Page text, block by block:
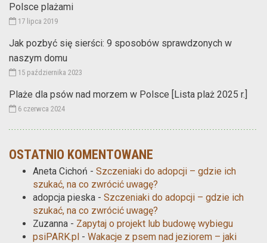
Polsce plażami
17 lipca 2019
Jak pozbyć się sierści: 9 sposobów sprawdzonych w
naszym domu
15 października 2023
Plaże dla psów nad morzem w Polsce [Lista plaż 2025 r.]
6 czerwca 2024
OSTATNIO KOMENTOWANE
Aneta Cichoń - Szczeniaki do adopcji – gdzie ich
szukać, na co zwrócić uwagę?
adopcja pieska - Szczeniaki do adopcji – gdzie ich
szukać, na co zwrócić uwagę?
Zuzanna - Zapytaj o projekt lub budowę wybiegu
psiPARK.pl - Wakacje z psem nad jeziorem – jaki